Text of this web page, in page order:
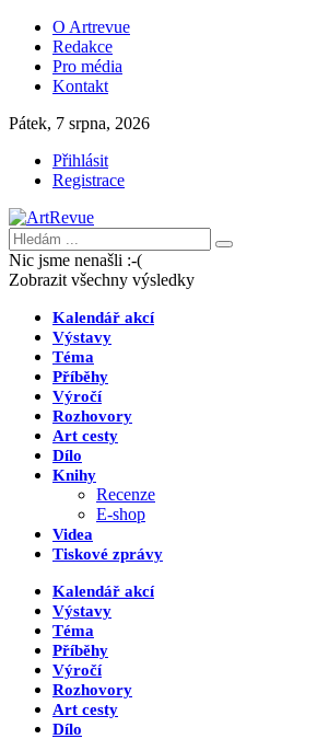
O Artrevue
Redakce
Pro média
Kontakt
Pátek, 7 srpna, 2026
Přihlásit
Registrace
Nic jsme nenašli :-(
Zobrazit všechny výsledky
Kalendář akcí
Výstavy
Téma
Příběhy
Výročí
Rozhovory
Art cesty
Dílo
Knihy
Recenze
E-shop
Videa
Tiskové zprávy
Kalendář akcí
Výstavy
Téma
Příběhy
Výročí
Rozhovory
Art cesty
Dílo